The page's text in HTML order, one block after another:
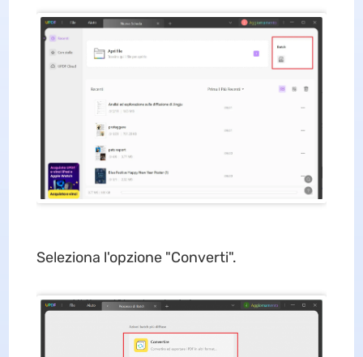
Seleziona l'opzione "Converti".